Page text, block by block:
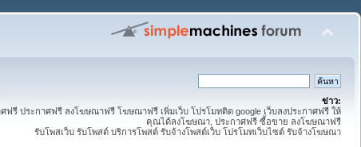
ข่าว:
ฟรี ประกาศฟรี ลงโฆษณาฟรี โฆษณาฟรี เพิ่มเว็บ โปรโมทติด google เว็บลงประกาศฟรี ให้
คุณได้ลงโฆษณา, ประกาศฟรี ซื้อขาย ลงโฆษณาฟรี
รับโพสเว็บ รับโพสต์ บริการโพสต์ รับจ้างโพสต์เว็บ โปรโมทเว็บไซต์ รับจ้างโฆษณา